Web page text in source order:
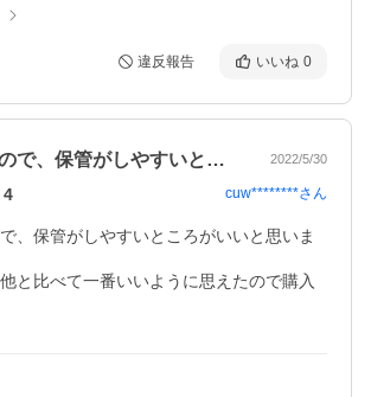
違反報告 いいね 0
コンパクトなので、保管がしやすいところ… 2022/5/30
4 cuw********さん
、保管がしやすいところがいいと思いま
と比べて一番いいように思えたので購入